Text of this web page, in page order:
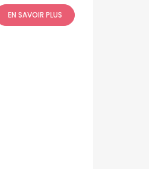
EN SAVOIR PLUS